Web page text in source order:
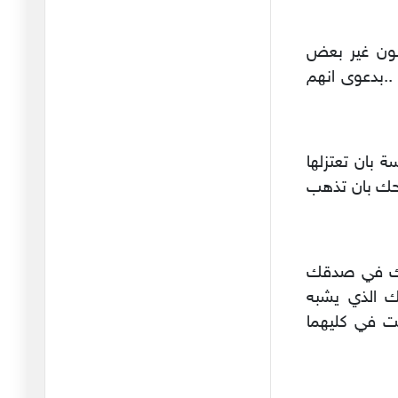
غير بعض
..بدعوى انهم
بان تعتزلها
بان تذهب
في صدقك
الذي يشبه
في كليهما